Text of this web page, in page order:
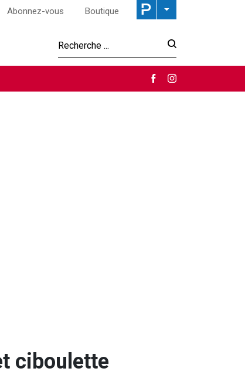
Abonnez-vous Boutique
ciboulette